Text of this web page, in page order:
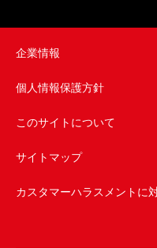
企業情報
個人情報保護方針
このサイトについて
サイトマップ
カスタマーハラスメントに